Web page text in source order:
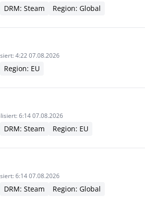
DRM: Steam Region: Global
4:22 07.08.2026
Region: EU
6:14 07.08.2026
DRM: Steam Region: EU
6:14 07.08.2026
DRM: Steam Region: Global